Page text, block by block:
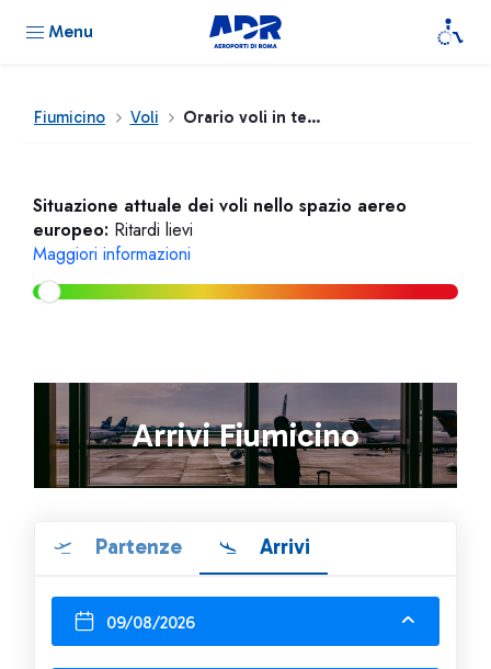
Menu
Fiumicino Voli Orario voli in tempo reale
Situazione attuale dei voli nello spazio aereo
europeo: Ritardi lievi
Maggiori informazioni
Arrivi Fiumicino
Partenze Arrivi
09/08/2026